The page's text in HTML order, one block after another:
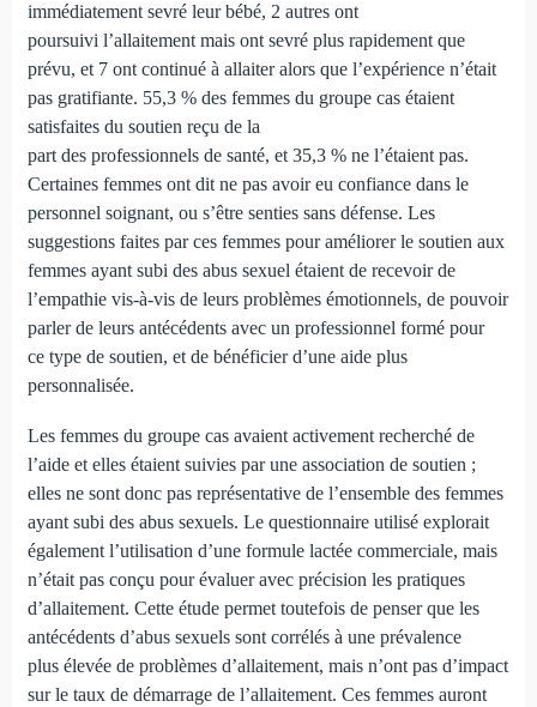
immédiatement sevré leur bébé, 2 autres ont
poursuivi l’allaitement mais ont sevré plus rapidement que
prévu, et 7 ont continué à allaiter alors que l’expérience n’était
pas gratifiante. 55,3 % des femmes du groupe cas étaient
satisfaites du soutien reçu de la
part des professionnels de santé, et 35,3 % ne l’étaient pas.
Certaines femmes ont dit ne pas avoir eu confiance dans le
personnel soignant, ou s’être senties sans défense. Les
suggestions faites par ces femmes pour améliorer le soutien aux
femmes ayant subi des abus sexuel étaient de recevoir de
l’empathie vis-à-vis de leurs problèmes émotionnels, de pouvoir
parler de leurs antécédents avec un professionnel formé pour
ce type de soutien, et de bénéficier d’une aide plus
personnalisée.
Les femmes du groupe cas avaient activement recherché de
l’aide et elles étaient suivies par une association de soutien ;
elles ne sont donc pas représentative de l’ensemble des femmes
ayant subi des abus sexuels. Le questionnaire utilisé explorait
également l’utilisation d’une formule lactée commerciale, mais
n’était pas conçu pour évaluer avec précision les pratiques
d’allaitement. Cette étude permet toutefois de penser que les
antécédents d’abus sexuels sont corrélés à une prévalence
plus élevée de problèmes d’allaitement, mais n’ont pas d’impact
sur le taux de démarrage de l’allaitement. Ces femmes auront